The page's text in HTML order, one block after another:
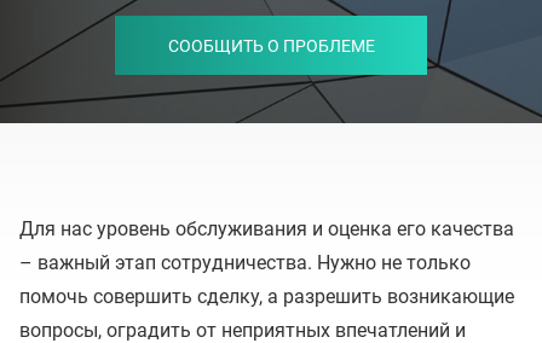
СООБЩИТЬ О ПРОБЛЕМЕ
Для нас уровень обслуживания и оценка его качества
– важный этап сотрудничества. Нужно не только
помочь совершить сделку, а разрешить возникающие
вопросы, оградить от неприятных впечатлений и